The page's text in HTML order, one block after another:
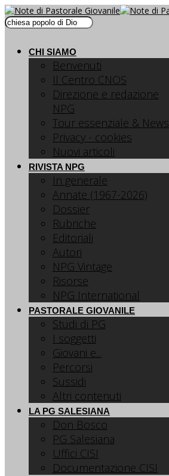
CHI SIAMO
Benvenuti
Il Centro CNOS
Direzione e redazione
NPG
Tour essenziale & News
Privacy - cookies
Nuovi articoli
RIVISTA NPG
In generale
Annate (1967-2026)
Dossier
Rubriche
Editoriali
Autori
NPG Vintage
Risorse
NPG International
PASTORALE GIOVANILE
Studi di PG
I soggetti
Giovani e...
Percorsi
Sussidi
Altri contenuti
LA PG SALESIANA
Don Bosco
PG Salesiana
Uffici CISI
Documentazione CISI